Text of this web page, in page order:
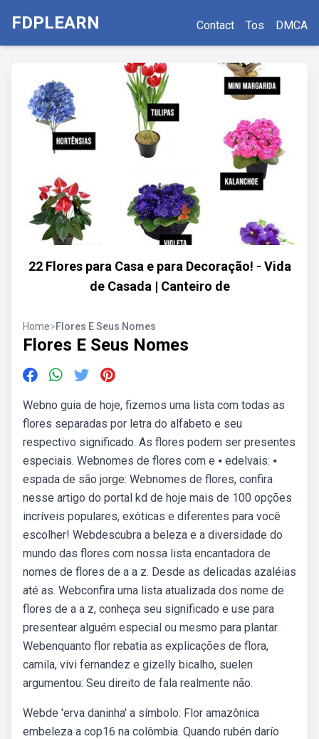
FDPLEARN Contact Tos DMCA
22 Flores para Casa e para Decoração! - Vida
de Casada | Canteiro de
Home>Flores E Seus Nomes
Flores E Seus Nomes
Webno guia de hoje, fizemos uma lista com todas as
flores separadas por letra do alfabeto e seu
respectivo significado. As flores podem ser presentes
especiais. Webnomes de flores com e ⦁ edelvais: ⦁
espada de são jorge: Webnomes de flores, confira
nesse artigo do portal kd de hoje mais de 100 opções
incríveis populares, exóticas e diferentes para você
escolher! Webdescubra a beleza e a diversidade do
mundo das flores com nossa lista encantadora de
nomes de flores de a a z. Desde as delicadas azaléias
até as. Webconfira uma lista atualizada dos nome de
flores de a a z, conheça seu significado e use para
presentear alguém especial ou mesmo para plantar.
Webenquanto flor rebatia as explicações de flora,
camila, vivi fernandez e gizelly bicalho, suelen
argumentou: Seu direito de fala realmente não.
Webde 'erva daninha' a símbolo: Flor amazônica
embeleza a cop16 na colômbia. Quando rubén darío